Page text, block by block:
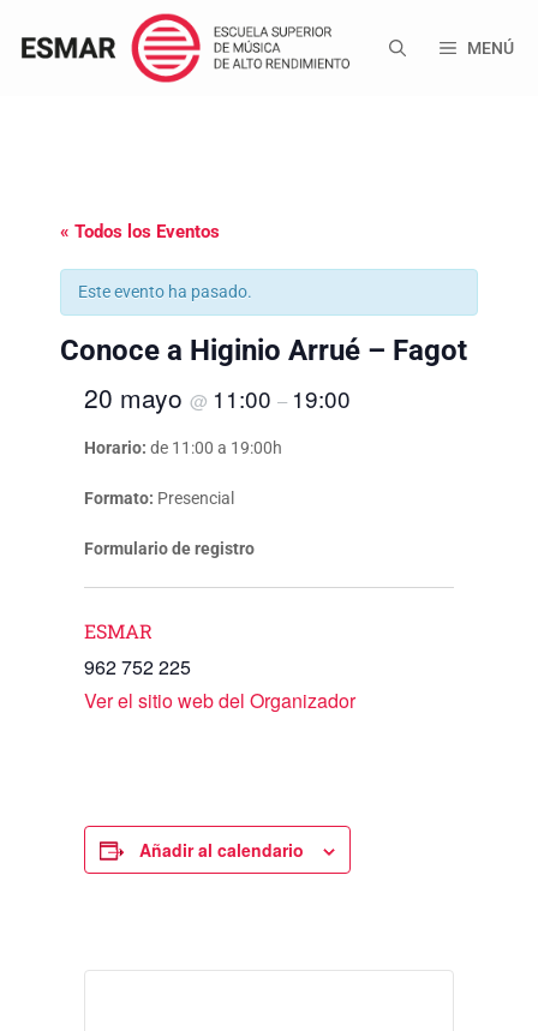
contenido
MENÚ
« Todos los Eventos
Este evento ha pasado.
Conoce a Higinio Arrué – Fagot
20 mayo @ 11:00 – 19:00
Horario: de 11:00 a 19:00h
Formato: Presencial
Formulario de registro
ESMAR
962 752 225
Ver el sitio web del Organizador
Añadir al calendario